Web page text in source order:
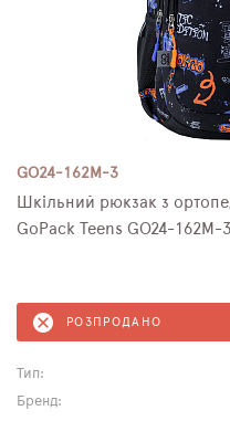
GO24-162M-3
Шкільний рюкзак з
GoPack Teens GO24-162M-3
РОЗПРОДАНО
Тип:
Бренд: